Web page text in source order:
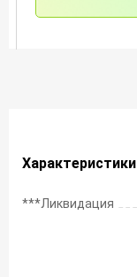
Характеристики
***Ликвидация